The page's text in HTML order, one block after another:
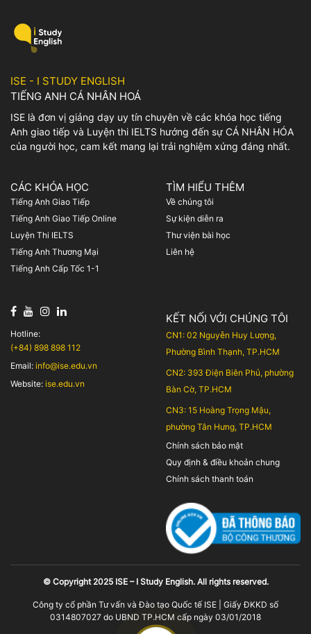
idiom này, mọi người có thể
tham khảo bài viết […]
ISE - I STUDY ENGLISH
TIẾNG ANH CÁ NHÂN HOÁ
ISE là đơn vị giảng dạy uy tín chuyên về các khóa học tiếng
Anh giao tiếp và Luyện thi IELTS hướng đến sự CÁ NHÂN HÓA
của người học, cam kết mang lại trải nghiệm xứng đáng nhất.
CÁC KHÓA HỌC
Tiếng Anh Giao Tiếp
Tiếng Anh Giao Tiếp Online
Luyện Thi IELTS
Tiếng Anh Thương Mại
Tiếng Anh Cấp Tốc 1-1
TÌM HIỂU THÊM
Về chúng tôi
Sự kiện diễn ra
Thư viện bài học
Liên hệ
KẾT NỐI VỚI CHÚNG TÔI
CN1: 02 Nguyễn Huy Lượng,
Phường Bình Thạnh, TP.HCM
CN2: 393 Điện Biên Phủ, phường
Bàn Cờ, TP.HCM
CN3: 15 Hoàng Trọng Mậu,
phường Tân Hưng, TP.HCM
Chính sách bảo mật
Quy định & điều khoản chung
Chính sách thanh toán
Hotline:
(+84) 898 898 112
Email: info@ise.edu.vn
Website: ise.edu.vn
© Copyright 2025 ISE – I Study English. All rights reserved.
Công ty cổ phần Tư vấn và Đào tạo Quốc tế ISE | Giấy ĐKKD số
0314807027 do UBND TP.HCM cấp ngày 03/01/2018